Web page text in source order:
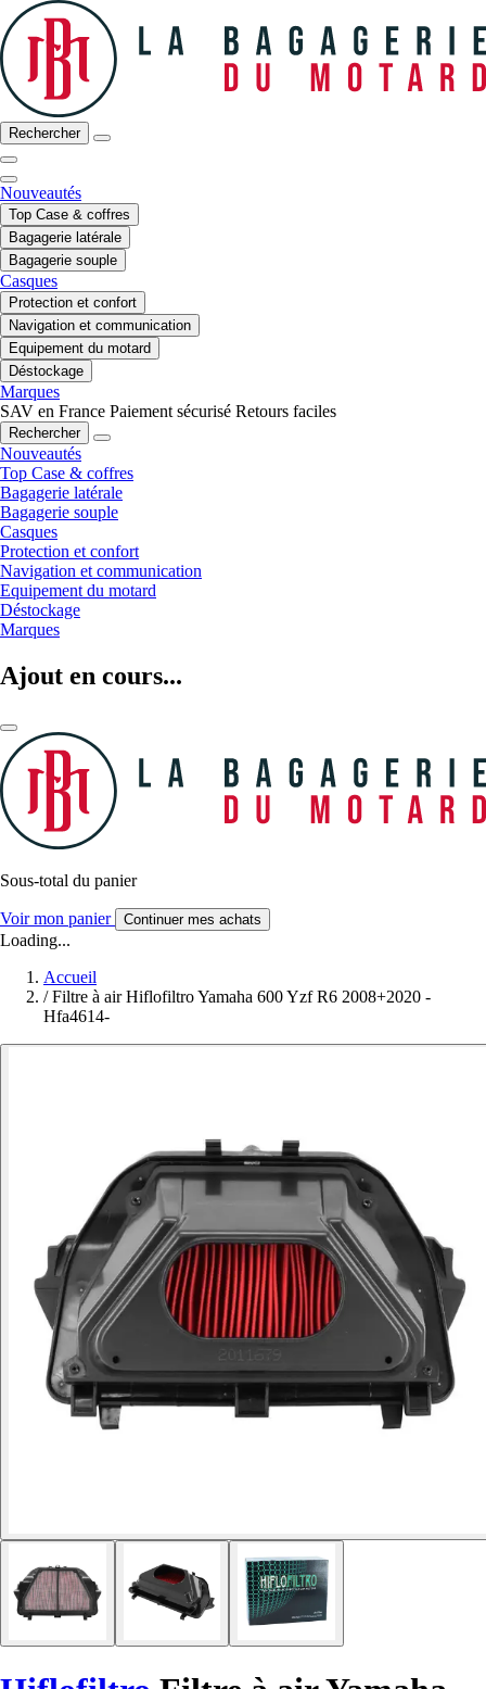
Rechercher
Nouveautés
Top Case & coffres
Bagagerie latérale
Bagagerie souple
Casques
Protection et confort
Navigation et communication
Equipement du motard
Déstockage
Marques
SAV en France Paiement sécurisé Retours faciles
Rechercher
Nouveautés
Top Case & coffres
Bagagerie latérale
Bagagerie souple
Casques
Protection et confort
Navigation et communication
Equipement du motard
Déstockage
Marques
Ajout en cours...
Sous-total du panier
Voir mon panier Continuer mes achats
Loading...
Accueil
/ Filtre à air Hiflofiltro Yamaha 600 Yzf R6 2008+2020 -
Hfa4614-